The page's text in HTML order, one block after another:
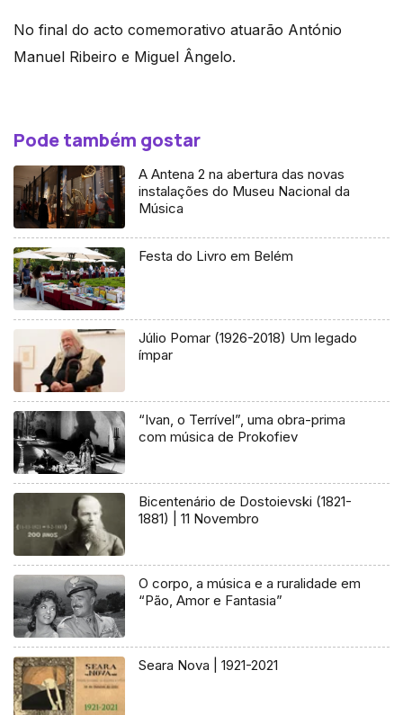
No final do acto comemorativo atuarão António
Manuel Ribeiro e Miguel Ângelo.
Pode também gostar
A Antena 2 na abertura das novas
instalações do Museu Nacional da
Música
Festa do Livro em Belém
Júlio Pomar (1926-2018) Um legado
ímpar
“Ivan, o Terrível”, uma obra-prima
com música de Prokofiev
Bicentenário de Dostoievski (1821-
1881) | 11 Novembro
O corpo, a música e a ruralidade em
“Pão, Amor e Fantasia”
Seara Nova | 1921-2021